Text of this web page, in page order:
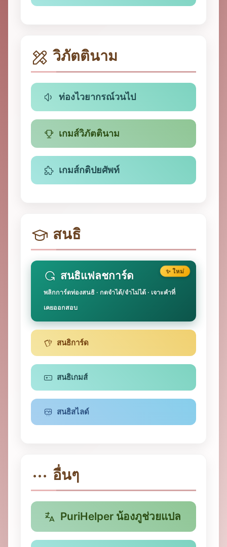
วิภัตตินาม
ท่องไวยากรณ์วนไป
เกมส์วิภัตตินาม
เกมส์กติปยศัพท์
สนธิ
✨ ใหม่
สนธิแฟลชการ์ด
พลิกการ์ดท่องสนธิ · กดจำได้/จำไม่ได้ · เจาะคำที่
เคยออกสอบ
สนธิการ์ด
สนธิเกมส์
สนธิสไลด์
อื่นๆ
PuriHelper น้องภูช่วยแปล